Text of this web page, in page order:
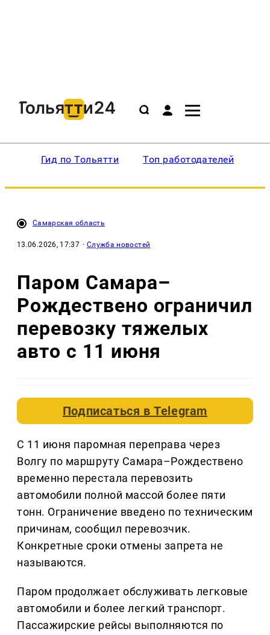
Гид по Тольятти Топ работодателей
Самарская область
13.06.2026, 17:37 · Служба новостей
Паром Самара–
Рождествено ограничил
перевозку тяжелых
авто с 11 июня
Подписаться вTelegram
С 11 июня паромная переправа через
Волгу по маршруту Самара–Рождествено
временно перестала перевозить
автомобили полной массой более пяти
тонн. Ограничение введено по техническим
причинам, сообщил перевозчик.
Конкретные сроки отмены запрета не
называются.
Паром продолжает обслуживать легковые
автомобили и более легкий транспорт.
Пассажирские рейсы выполняются по